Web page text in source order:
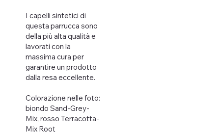
I capelli sintetici di
questa parrucca sono
della più alta qualità e
lavorati con la
massima cura per
garantire un prodotto
dalla resa eccellente.
Colorazione nelle foto:
biondo Sand-Grey-
Mix, rosso Terracotta-
Mix Root